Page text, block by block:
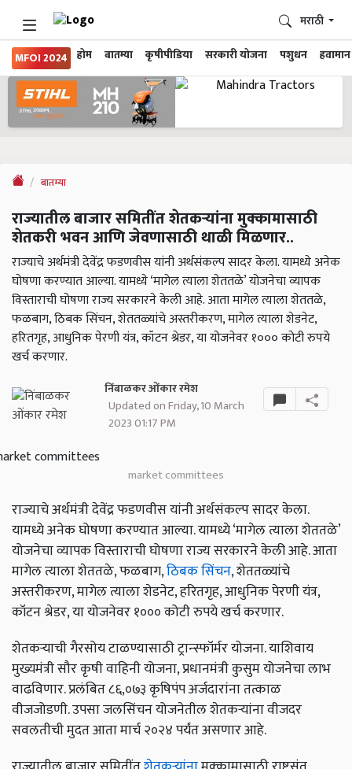
MFOI 2024 होम बातम्या कृषीपीडिया सरकारी योजना पशुधन हवामान
मराठी
बातम्या
राज्यातील बाजार समितींत शेतकऱ्यांना मुक्कामासाठी
शेतकरी भवन आणि जेवणासाठी थाळी मिळणार..
राज्याचे अर्थमंत्री देवेंद्र फडणवीस यांनी अर्थसंकल्प सादर केला. यामध्ये अनेक
घोषणा करण्यात आल्या. यामध्ये ‘मागेल त्याला शेततळे’ योजनेचा व्यापक
विस्ताराची घोषणा राज्य सरकारने केली आहे. आता मागेल त्याला शेततळे,
फळबाग, ठिबक सिंचन, शेततळ्यांचे अस्तरीकरण, मागेल त्याला शेडनेट,
हरितगृह, आधुनिक पेरणी यंत्र, कॉटन श्रेडर, या योजनेवर १००० कोटी रुपये
खर्च करणार.
निंबाळकर ओंकार रमेश
Updated on Friday, 10 March
2023 01:17 PM
market committees
राज्याचे अर्थमंत्री देवेंद्र फडणवीस यांनी अर्थसंकल्प सादर केला.
यामध्ये अनेक घोषणा करण्यात आल्या. यामध्ये ‘मागेल त्याला शेततळे’
योजनेचा व्यापक विस्ताराची घोषणा राज्य सरकारने केली आहे. आता
मागेल त्याला शेततळे, फळबाग,ठिबक सिंचन, शेततळ्यांचे
अस्तरीकरण, मागेल त्याला शेडनेट, हरितगृह, आधुनिक पेरणी यंत्र,
कॉटन श्रेडर, या योजनेवर १००० कोटी रुपये खर्च करणार.
शेतकऱ्याची गैरसोय टाळण्यासाठी ट्रान्स्फॉर्मर योजना. याशिवाय
मुख्यमंत्री सौर कृषी वाहिनी योजना, प्रधानमंत्री कुसुम योजनेचा लाभ
वाढविणार. प्रलंबित ८६,०७३ कृषिपंप अर्जदारांना तत्काळ
वीजजोडणी. उपसा जलसिंचन योजनेतील शेतकऱ्यांना वीजदर
सवलतीची मुदत आता मार्च २०२४ पर्यंत असणार आहे.